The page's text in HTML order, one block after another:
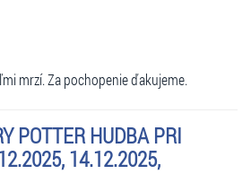
mrzí. Za pochopenie ďakujeme.
POTTER HUDBA PRI
14.12.2025,